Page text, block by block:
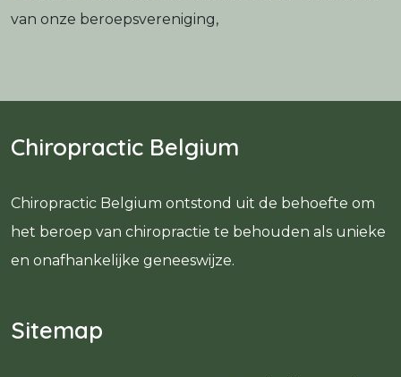
van onze beroepsvereniging,
Chiropractic Belgium
Chiropractic Belgium ontstond uit de behoefte om
het beroep van chiropractie te behouden als unieke
en onafhankelijke geneeswijze.
Sitemap